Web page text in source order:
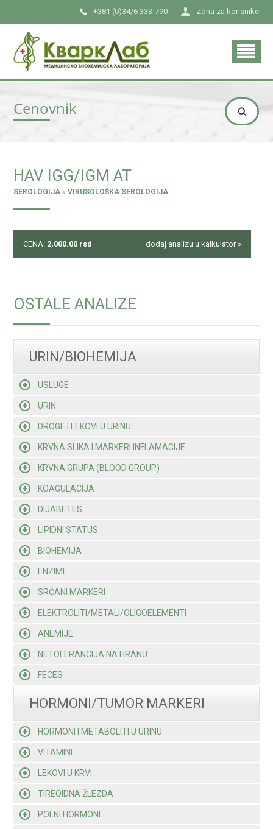
Zona za korisnike
+381 (0)34/6 333-790
Cenovnik
HAV IGG/IGM AT
SEROLOGIJA » VIRUSOLOŠKA SEROLOGIJA
CENA: 2,000.00 rsd dodaj analizu u kalkulator »
OSTALE ANALIZE
URIN/BIOHEMIJA
USLUGE
URIN
DROGE I LEKOVI U URINU
KRVNA SLIKA I MARKERI INFLAMACIJE
KRVNA GRUPA (BLOOD GROUP)
KOAGULACIJA
DIJABETES
LIPIDNI STATUS
BIOHEMIJA
ENZIMI
SRČANI MARKERI
ELEKTROLITI/METALI/OLIGOELEMENTI
ANEMIJE
NETOLERANCIJA NA HRANU
FECES
HORMONI/TUMOR MARKERI
HORMONI I METABOLITI U URINU
VITAMINI
LEKOVI U KRVI
TIREOIDNA ŽLEZDA
POLNI HORMONI